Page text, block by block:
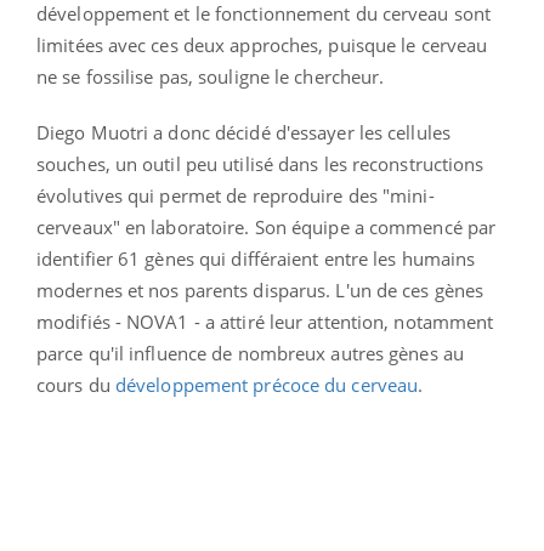
développement et le fonctionnement du cerveau sont
limitées avec ces deux approches, puisque le cerveau
ne se fossilise pas, souligne le chercheur.
Diego Muotri a donc décidé d'essayer les cellules
souches, un outil peu utilisé dans les reconstructions
évolutives qui permet de reproduire des "mini-
cerveaux" en laboratoire. Son équipe a commencé par
identifier 61 gènes qui différaient entre les humains
modernes et nos parents disparus. L'un de ces gènes
modifiés - NOVA1 - a attiré leur attention, notamment
parce qu'il influence de nombreux autres gènes au
cours du développement précoce du cerveau.